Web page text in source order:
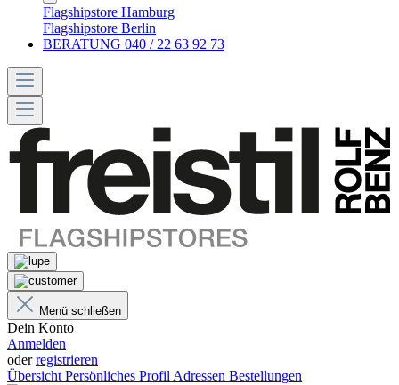
Flagshipstore Hamburg
Flagshipstore Berlin
BERATUNG 040 / 22 63 92 73
Menü schließen
Dein Konto
Anmelden
oderregistrieren
Übersicht Persönliches Profil Adressen Bestellungen